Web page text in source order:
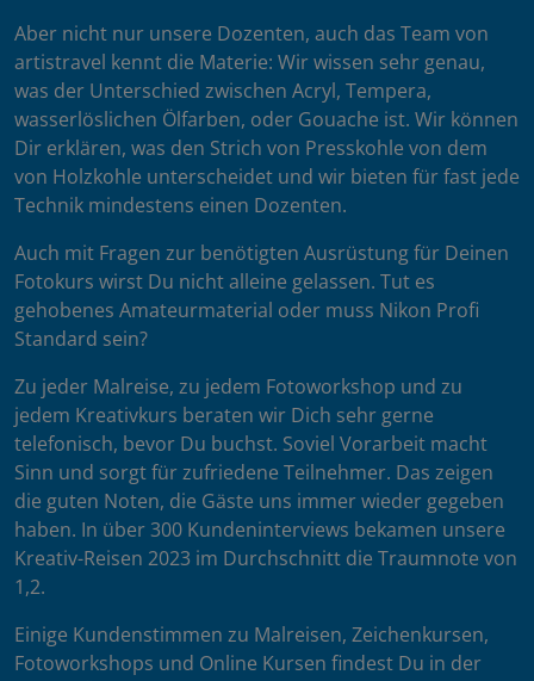
Aber nicht nur unsere Dozenten, auch das Team von
artistravel kennt die Materie: Wir wissen sehr genau,
was der Unterschied zwischen Acryl, Tempera,
wasserlöslichen Ölfarben, oder Gouache ist. Wir können
Dir erklären, was den Strich von Presskohle von dem
von Holzkohle unterscheidet und wir bieten für fast jede
Technik mindestens einen Dozenten.
Auch mit Fragen zur benötigten Ausrüstung für Deinen
Fotokurs wirst Du nicht alleine gelassen. Tut es
gehobenes Amateurmaterial oder muss Nikon Profi
Standard sein?
Zu jeder Malreise, zu jedem Fotoworkshop und zu
jedem Kreativkurs beraten wir Dich sehr gerne
telefonisch, bevor Du buchst. Soviel Vorarbeit macht
Sinn und sorgt für zufriedene Teilnehmer. Das zeigen
die guten Noten, die Gäste uns immer wieder gegeben
haben. In über 300 Kundeninterviews bekamen unsere
Kreativ-Reisen 2023 im Durchschnitt die Traumnote von
1,2.
Einige Kundenstimmen zu Malreisen, Zeichenkursen,
Fotoworkshops und Online Kursen findest Du in der